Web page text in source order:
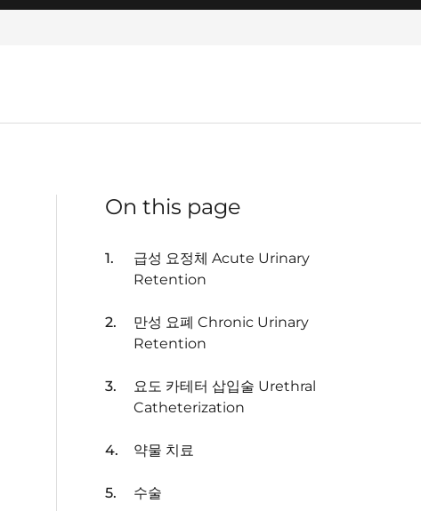
On this page
급성 요정체 Acute Urinary
Retention
만성 요폐 Chronic Urinary
Retention
요도 카테터 삽입술 Urethral
Catheterization
약물 치료
수술